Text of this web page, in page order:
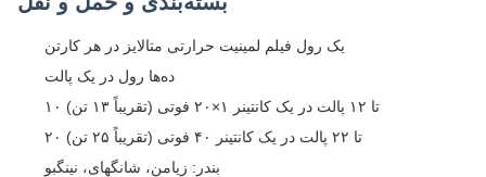
یک رول فیلم لمینیت حرارتی متالایز در هر کارتن
ده‌ها رول در یک پالت
۱۰ تا ۱۲ پالت در یک کانتینر ۱×۲۰ فوتی (تقریباً ۱۳ تن)
۲۰ تا ۲۲ پالت در یک کانتینر ۴۰ فوتی (تقریباً ۲۵ تن)
بندر: زیامن، شانگهای، نینگبو